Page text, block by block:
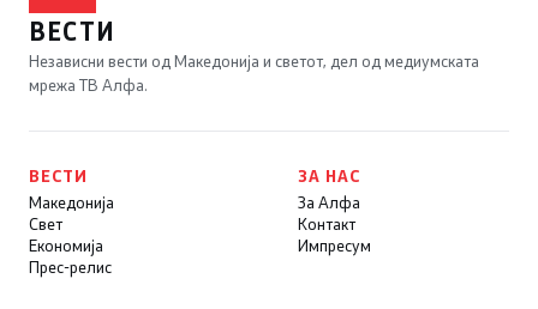
ВЕСТИ
Независни вести од Македонија и светот, дел од медиумската
мрежа ТВ Алфа.
ВЕСТИ
Македонија
Свет
Економија
Прес-релис
ЗА НАС
За Алфа
Контакт
Импресум